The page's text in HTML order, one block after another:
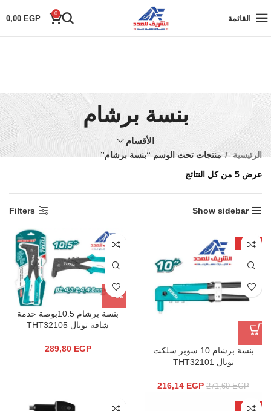
القائمة
0
0,00 EGP
بنسة برشام
الأقسام
الرئيسية
منتجات تحت الوسم “بنسة برشام”
عرض ⁦5⁩ من كل النتائج
Show sidebar
Filters
-20%
بنسة برشام 10 سوبر سلكت
توتال THT32101
271,69EGP
216,14 EGP
بنسة برشام 10.5بوصة خدمة
شاقة توتال THT32105
289,80 EGP
-10%